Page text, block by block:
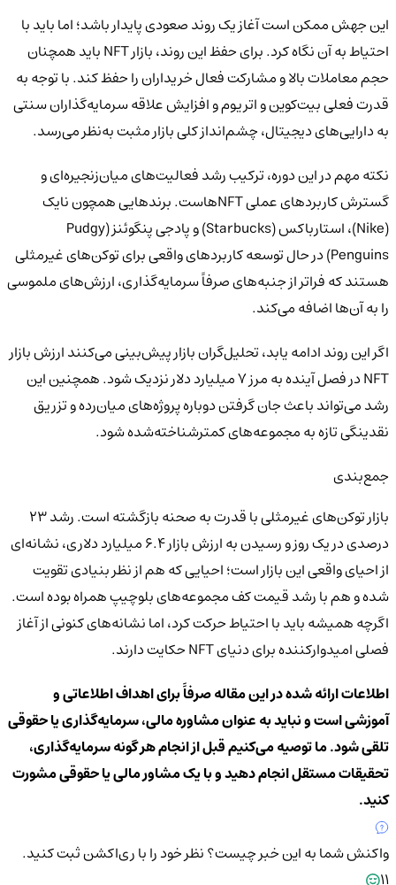
این جهش ممکن است آغاز یک روند صعودی پایدار باشد؛ اما باید با
احتیاط به آن نگاه کرد. برای حفظ این روند، بازار NFT باید همچنان
حجم معاملات بالا و مشارکت فعال خریداران را حفظ کند. با توجه به
قدرت فعلی بیت‌کوین و اتریوم و افزایش علاقه سرمایه‌گذاران سنتی
به دارایی‌های دیجیتال، چشم‌انداز کلی بازار مثبت به‌نظر می‌رسد.
نکته مهم در این دوره، ترکیب رشد فعالیت‌های میان‌زنجیره‌ای و
گسترش کاربردهای عملی NFTهاست. برندهایی همچون نایک
(Nike)، استارباکس (Starbucks) و پادجی پنگوئنز (Pudgy
Penguins) در حال توسعه کاربردهای واقعی برای توکن‌های غیرمثلی
هستند که فراتر از جنبه‌های صرفاً سرمایه‌گذاری، ارزش‌های ملموسی
را به آن‌ها اضافه می‌کند.
اگر این روند ادامه یابد، تحلیل‌گران بازار پیش‌بینی می‌کنند ارزش بازار
NFT در فصل آینده به مرز ۷ میلیارد دلار نزدیک شود. همچنین این
رشد می‌تواند باعث جان گرفتن دوباره پروژه‌های میان‌رده و تزریق
نقدینگی تازه به مجموعه‌های کمترشناخته‌شده شود.
جمع‌بندی
بازار توکن‌های غیرمثلی با قدرت به صحنه بازگشته است. رشد ۲۳
درصدی در یک روز و رسیدن به ارزش بازار ۶.۴ میلیارد دلاری، نشانه‌ای
از احیای واقعی این بازار است؛ احیایی که هم از نظر بنیادی تقویت
شده و هم با رشد قیمت کف مجموعه‌های بلوچیپ همراه بوده است.
اگرچه همیشه باید با احتیاط حرکت کرد، اما نشانه‌های کنونی از آغاز
فصلی امیدوارکننده برای دنیای NFT حکایت دارند.
اطلاعات ارائه شده در این مقاله صرفاً برای اهداف اطلاعاتی و
آموزشی است و نباید به عنوان مشاوره مالی، سرمایه‌گذاری یا حقوقی
تلقی شود. ما توصیه می‌کنیم قبل از انجام هر گونه سرمایه‌گذاری،
تحقیقات مستقل انجام دهید و با یک مشاور مالی یا حقوقی مشورت
کنید.
واکنش شما به این خبر چیست؟نظر خود را با ری‌اکشن ثبت کنید.
11